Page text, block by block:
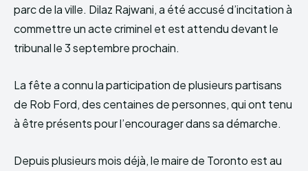
parc de la ville. Dilaz Rajwani, a été accusé d’incitation à
commettre un acte criminel et est attendu devant le
tribunal le 3 septembre prochain.
La fête a connu la participation de plusieurs partisans
de Rob Ford, des centaines de personnes, qui ont tenu
à être présents pour l’encourager dans sa démarche.
Depuis plusieurs mois déjà, le maire de Toronto est au